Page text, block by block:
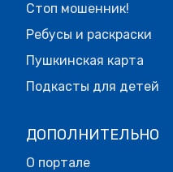
Стоп мошенник!
Ребусы и раскраски
Пушкинская карта
Подкасты для детей
ДОПОЛНИТЕЛЬНО
О портале